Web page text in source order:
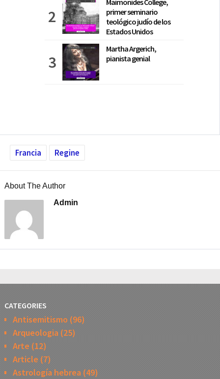
Maimonides College,
primer seminario
teológico judío de los
Estados Unidos
Martha Argerich,
pianista genial
Francia Regine
About The Author
Admin
CATEGORIES
Antisemitismo (96)
Arqueologia(25)
Arte (12)
Article (7)
Astrología hebrea(49)